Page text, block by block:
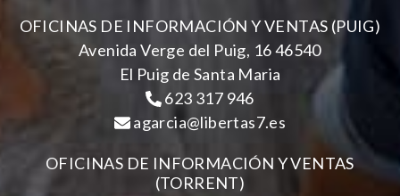
OFICINAS DE INFORMACIÓN Y VENTAS (PUIG)
Avenida Verge del Puig, 16 46540
El Puig de Santa Maria
623 317 946
agarcia@libertas7.es
OFICINAS DE INFORMACIÓN Y VENTAS
(TORRENT)